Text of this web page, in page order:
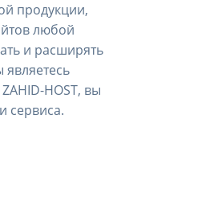
продукции,
любой
и расширять
являетесь
HOST, вы
сервиса.